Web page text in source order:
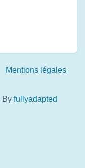
Mentions légales
By fullyadapted